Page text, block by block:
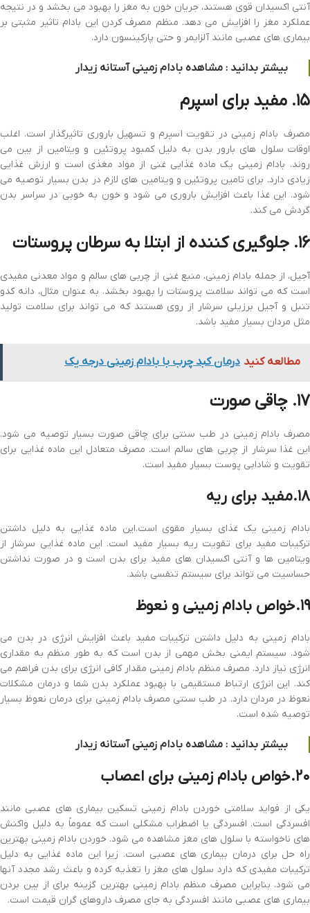
آنتی اکسیدان قوی هستند، جریان خون به مغز را بهبود می بخشد و در نتیجه
عملکرد مغز را افزایش می دهد. منظم مصرف کردن این بادام تاثیر مثبتی بر
بیماری های عصبی مانند آلزایمر و حتی پارکینسون دارد.
بیشتر بدانید : مشاهده بادام زمینی آستانه زیدار
۱۵. مفید برای اسپرم
مصرف بادام زمینی در تقویت اسپرم و تسهیل باروری تاثیرگذار است. اغلب
اوقات سلول های بارور بدن به دلیل کمبود پروتئین و ویتامین از بین می
روند. بادام زمینی یک ماده غذایی غنی از مواد مغذی است و ارزش غذایی
زیادی دارد. برای تامین پروتئین و ویتامین های لازم در بدن بسیار توصیه می
شود. این غذا باعث افزایش باروری می شود و خون به خوبی در سراسر بدن
گردش می کند.
۱۶. جلوگیری کننده از ابتلا به سرطان پروستات
آجیل، از جمله بادام زمینی، منبع غنی از چربی های سالم و مواد معدنی مفیدی
است که می تواند سلامت پروستات را بهبود بخشد. به عنوان مثال، دانه کدو
تنبل و آجیل برزیلی سرشار از روی هستند که می تواند برای سلامت تولید
مثل مردان بسیار مفید باشد.
مطالعه کنید درمان کبد چرب با بادام زمینی درجه یک
۱۷. چاقی صورت
مصرف بادام زمینی در طب سنتی برای چاقی صورت بسیار توصیه می شود.
این غذا سرشار از چربی های سالم است. مصرف متعادل این ماده غذایی برای
تقویت و شادابی پوست بسیار مفید است.
۱۸.مفید برای ریه
بادام زمینی یک غذای بسیار مقوی است.این ماده غذایی به دلیل داشتن
ترکیبات مفید برای تقویت ریه بسیار مفید است. این ماده غذایی سرشار از
ویتامین ها و آنتی اکسیدان های مفید برای بدن است و در صورت نداشتن
حساسیت می تواند برای سیستم تنفسی باشد.
۱۹.خواص بادام زمینی و نعوظ
بادام زمینی به دلیل داشتن ترکیبات مفید باعث افزایش انرژی در بدن می
شود. سیستم ایمنی بخش مهمی از بدن است که به طور منظم به مقداری
انرژی نیاز دارد. مصرف منظم بادام زمینی مقدار کافی انرژی برای بدن فراهم می
کند. این انرژی ارتباط مستقیمی با بهبود عملکرد بدن شما و درمان مشکلات
نعوظ در مردان دارد. در طب سنتی مصرف بادام زمینی برای درمان نعوظ بسیار
توصیه شده است.
بیشتر بدانید : مشاهده بادام زمینی آستانه زیدار
۲۰.خواص بادام زمینی برای اعصاب
یکی از فواید سلامتی خوردن بادام زمینی تسکین بیماری های عصبی مانند
افسردگی است. افسردگی یا اضطراب مشکلی است که عموماً به دلیل واکنش
های ناخواسته با سلول های مغز مشاهده می شود. خوردن بادام زمینی بهترین
راه حل برای درمان بیماری های عصبی است. زیرا این ماده غذایی به دلیل
ترکیبات مفیدی که دارد سلول های مغز را تغذیه کرده و باعث رشد مجدد آنها
می شود. بنابراین مصرف منظم بادام زمینی بهترین گزینه برای از بین بردن
بیماری های عصبی مانند افسردگی به جای مصرف داروهای گران قیمت است.